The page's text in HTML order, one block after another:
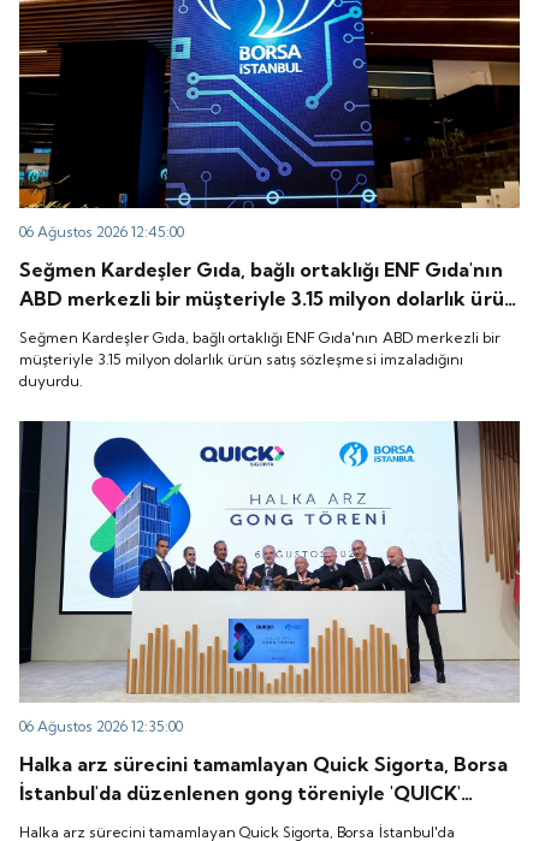
06 Ağustos 2026 12:45:00
Seğmen Kardeşler Gıda, bağlı ortaklığı ENF Gıda'nın
ABD merkezli bir müşteriyle 3.15 milyon dolarlık ürün
satış sözleşmesi imzaladığını duyurdu.
Seğmen Kardeşler Gıda, bağlı ortaklığı ENF Gıda'nın ABD merkezli bir
müşteriyle 3.15 milyon dolarlık ürün satış sözleşmesi imzaladığını
duyurdu.
06 Ağustos 2026 12:35:00
Halka arz sürecini tamamlayan Quick Sigorta, Borsa
İstanbul'da düzenlenen gong töreniyle 'QUICK'
koduyla işlem görmeye başladı.
Halka arz sürecini tamamlayan Quick Sigorta, Borsa İstanbul'da